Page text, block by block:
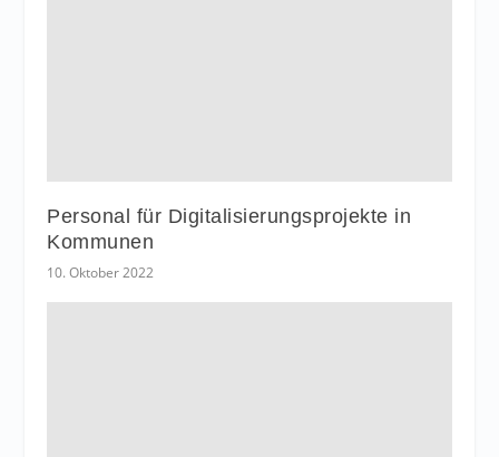
Personal für Digitalisierungsprojekte in
Kommunen
10. Oktober 2022